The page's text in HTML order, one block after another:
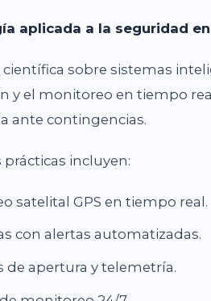
aplicada a la seguridad
científica sobre sistemas
y el monitoreo en tiempo
ante contingencias.
prácticas incluyen:
satelital GPS en tiempo real.
con alertas automatizadas.
de apertura y telemetría.